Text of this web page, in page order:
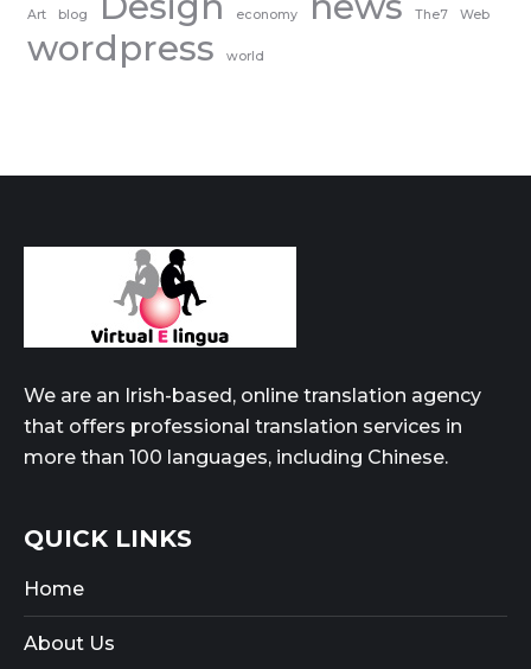
Art blog economy The7 Web
wordpress world
We are an Irish-based, online translation agency
that offers professional translation services in
more than 100 languages, including Chinese.
QUICK LINKS
Home
About Us